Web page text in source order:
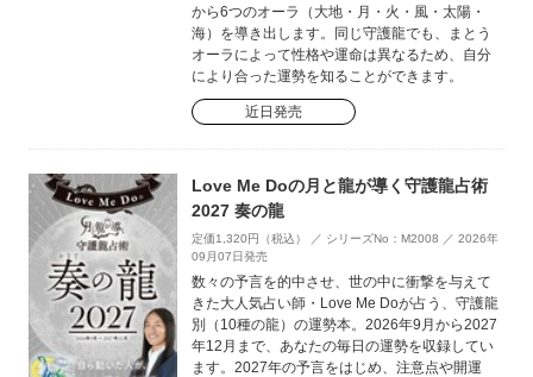
から6つのオーラ（大地・月・火・風・太陽・
海）を導き出します。同じ守護龍でも、まとう
オーラによって性格や運命は異なるため、自分
により合った運勢を知ることができます。
近日発売
Love Me Doの月と龍が導く守護龍占術
2027 奏の龍
定価1,320円（税込） ／ シリーズNo：M2008 ／ 2026年
09月07日発売
数々の予言を的中させ、世の中に衝撃を与えて
きた大人気占い師・Love Me Doが占う、守護龍
別（10種の龍）の運勢本。2026年9月から2027
年12月まで、あなたの毎日の運勢を収録してい
ます。2027年の予言をはじめ、注意点や開運